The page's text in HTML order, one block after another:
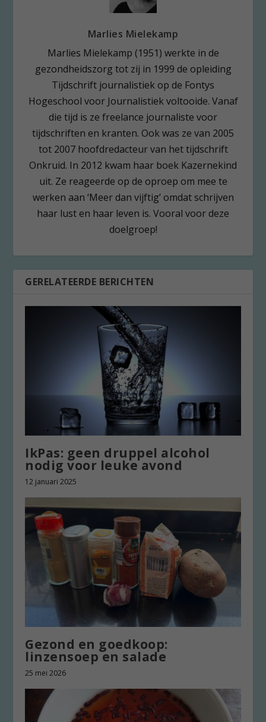
Marlies Mielekamp
Marlies Mielekamp (1951) werkte in de
gezondheidszorg tot zij in 1999 de opleiding
Tijdschrift journalistiek op de Fontys
Hogeschool voor Journalistiek voltooide. Vanaf
die tijd is ze freelance journaliste voor
tijdschriften en kranten. Ook was ze van 2005
tot 2007 hoofdredacteur van het tijdschrift
Onkruid. In 2012 kwam haar boek Kazernekind
uit. Ze reageerde op de oproep om mee te
werken aan ‘Meer dan vijftig’ omdat schrijven
haar lust en haar leven is. Vooral voor deze
doelgroep!
GERELATEERDE BERICHTEN
IkPas: geen druppel alcohol
nodig voor leuke avond
12 januari 2025
Gezond en goedkoop:
linzensoep en salade
25 mei 2026